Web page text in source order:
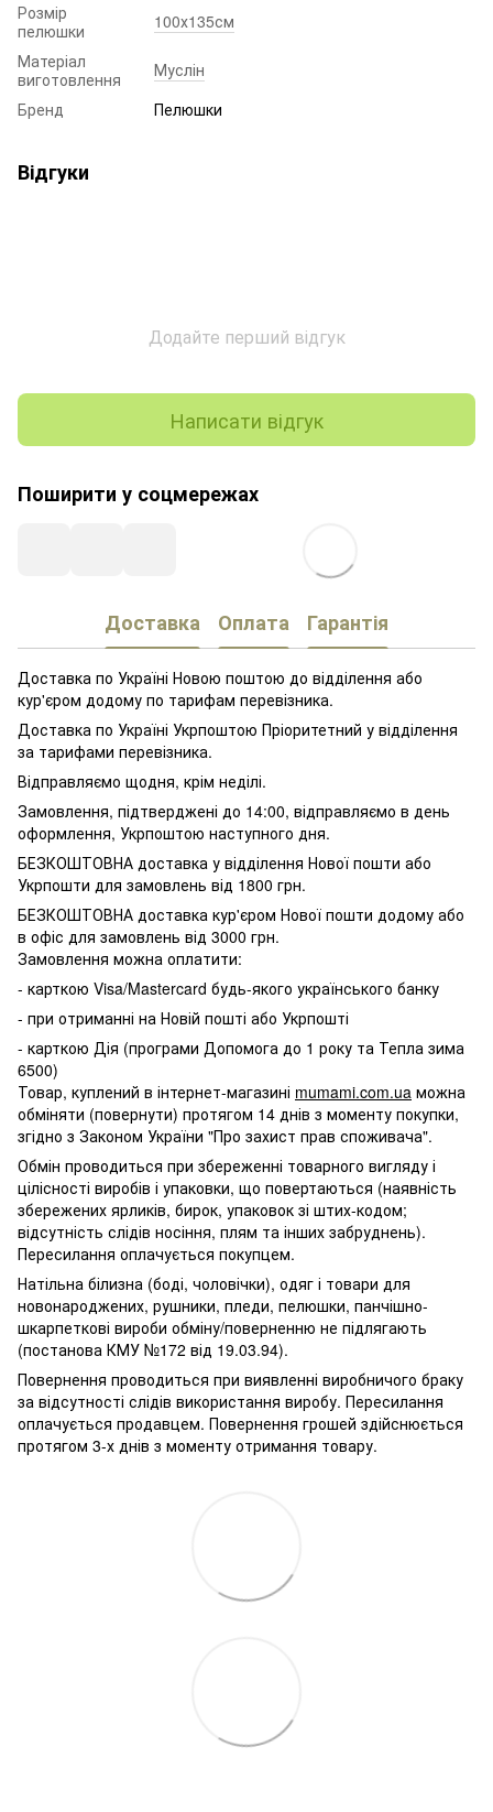
Розмір
пелюшки
100х135см
Матеріал
виготовлення
Муслін
Бренд
Пелюшки
Відгуки
Додайте перший відгук
Написати відгук
Поширити у соцмережах
Доставка Оплата Гарантія
Доставка по Україні Новою поштою до відділення або
кур'єром додому по тарифам перевізника.
Доставка по Україні Укрпоштою Пріоритетний у відділення
за тарифами перевізника.
Відправляємо щодня, крім неділі.
Замовлення, підтверджені до 14:00, відправляємо в день
оформлення, Укрпоштою наступного дня.
БЕЗКОШТОВНА доставка у відділення Нової пошти або
Укрпошти для замовлень від 1800 грн.
БЕЗКОШТОВНА доставка кур'єром Нової пошти додому або
в офіс для замовлень від 3000 грн.
Замовлення можна оплатити:
- карткою Visa/Mastercard будь-якого українського банку
- при отриманні на Новій пошті або Укрпошті
- карткою Дія (програми Допомога до 1 року та Тепла зима
6500)
Товар, куплений в інтернет-магазині mumami.com.ua можна
обміняти (повернути) протягом 14 днів з моменту покупки,
згідно з Законом України "Про захист прав споживача".
Обмін проводиться при збереженні товарного вигляду і
цілісності виробів і упаковки, що повертаються (наявність
збережених ярликів, бирок, упаковок зі штих-кодом;
відсутність слідів носіння, плям та інших забруднень).
Пересилання оплачується покупцем.
Натільна білизна (боді, чоловічки), одяг і товари для
новонароджених, рушники, пледи, пелюшки, панчішно-
шкарпеткові вироби обміну/поверненню не підлягають
(постанова КМУ №172 від 19.03.94).
Повернення проводиться при виявленні виробничого браку
за відсутності слідів використання виробу. Пересилання
оплачується продавцем. Повернення грошей здійснюється
протягом 3-х днів з моменту отримання товару.